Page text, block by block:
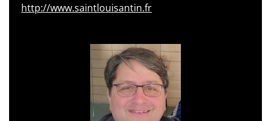
http://www.saintlouisantin.fr